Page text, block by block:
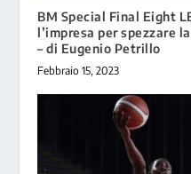
BM Special Final Eight
l’impresa per spezzare
– di Eugenio Petrillo
Febbraio 15, 2023